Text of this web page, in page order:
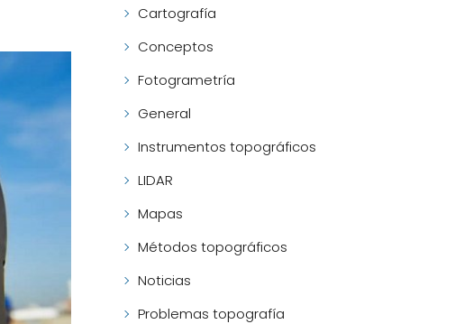
Cartografía
Conceptos
Fotogrametría
General
Instrumentos topográficos
LIDAR
Mapas
Métodos topográficos
Noticias
Problemas topografía